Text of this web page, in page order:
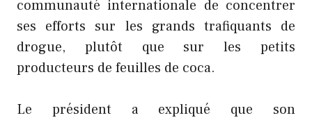
communauté internationale de concentrer
ses efforts sur les grands trafiquants de
drogue, plutôt que sur les petits
producteurs de feuilles de coca.
Le président a expliqué que son